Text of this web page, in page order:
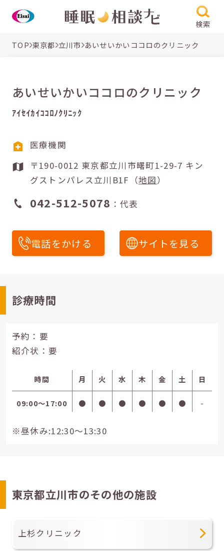
検索
TOP 東京都 立川市 あいせいかいココロのクリニック
あいせいかいココロのクリニック
ｱｲｾｲｶｲｺｺﾛﾉｸﾘﾆｯｸ
医療機関
〒190-0012 東京都立川市曙町1-29-7 キン
グストンパレス立川B1F（地図）
042-512-5078 ：代表
電話をかける サイトを見る
診療時間
予約：要
紹介状：要
時間 月 火 水 木 金 土 日
09:00〜17:00 ● ● ● ● ● ● -
※昼休み:12:30～13:30
東京都立川市のその他の施設
上杉クリニック